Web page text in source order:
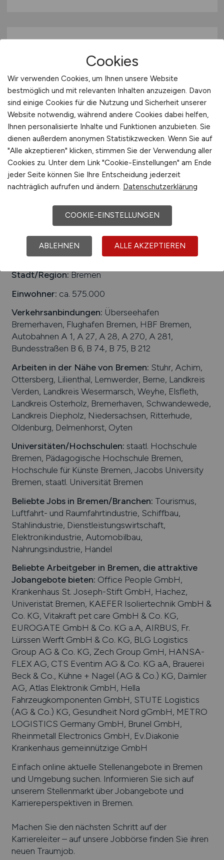
Servicetechniker Kältetechnik
(m/w/d)
Hays
21.03.2026
Bremen
1
Stadt/Region:Bremen
Einwohner: ca. 575.000
Verkehrsanbindungen: Überseehafen
Bremerhaven, Flughafen Bremen, HBF Bremen,
Autobahnen A 1, A 27, A 28, A 270, A 281,
Bundesstraßen B 6, B 74, B 75, B 212
Arbeiten in der Nähe von Bremen: Stuhr, Achim,
Ottersberg, Lilienthal, Lemwerder, Berne, Landkreis
Verden, Landkreis Wesermarsch, Weyhe, Elsfleth,
Landkreis Osterholz, Bremerhaven, Schwandewede,
Landkreis Diepholz, Niedersachsen, Ritterhude,
Oldenburg, Delmenhorst, Oyten
Universitäten/Hochschulen: staatl. Hochschule
Bremen, Pädagogische Hochschule Bremen,
Hochschule für Künste Bremen, Jacobs University
Bremen, staatl. Universität Bremen
Beliebte Jobs in Bremen/Branchen: Tourismus,
Luftfahrt- und Raumfahrtindustrie, Schiffbau,
Stahlindustrie, Dienstleistungswirtschaft,
Elektronikindustrie, Automobilbau,
Nahrungsindustrie, Handel
Beliebte Arbeitgeber in Bremen, die attraktive
Jobangebote bieten: Office People GmbH,
Krankenhaus St. Joseph-Stift GmbH, Hachez,
Univeristät Bremen, KAEFER Isoliertechnik GmbH &
Co. KG, Vitakraft pet care GmbH & Co. KG,
EUROGATE GmbH & Co. KG a.A, AIRBUS, Fr.
Lürssen Werft GmbH & Co. KG, BLG Logistics
Group AG & Co. KG, Zech Group GmH, HANSA-
FLEX AG, CTS Eventim AG & Co. KG aA, Brauerei
Beck & Co., Kühne + Nagel (AG & Co.) KG, Daimler
AG, Atlas Elektronik GmbH, Hella
Fahrzeugkomponenten GmbH, STUTE Logistics
(AG & Co.) KG, Gesundheit Nord gGmbH, METRO
LOGISTICS Germany GmbH, Brunel GmbH,
Rheinmetall Electronics GmbH, Ev.Diakonie
Krankenhaus gemeinnützige GmbH
Einfach online aktuelle Stellenangebote in Bremen
und Umgebung suchen. Informieren Sie sich auf
unserem Stellenmarkt über Jobangebote und
Karriereperspektiven in Bremen.
Machen Sie den nächsten Schritt auf der
Karriereleiter – auf unsere Jobbörse finden Sie ihren
neuen Traumjob.
Cookies
Wir verwenden Cookies, um Ihnen unsere Website
bestmöglich und mit relevanten Inhalten anzuzeigen. Davon
sind einige Cookies für die Nutzung und Sicherheit unserer
Website notwendig, während andere Cookies dabei helfen,
Ihnen personalisierte Inhalte und Funktionen anzubieten. Sie
dienen außerdem anonymen Statistikzwecken. Wenn Sie auf
"Alle akzeptieren" klicken, stimmen Sie der Verwendung aller
Cookies zu. Unter dem Link "Cookie-Einstellungen" am Ende
jeder Seite können Sie Ihre Entscheidung jederzeit
nachträglich aufrufen und ändern. Datenschutzerklärung
COOKIE-EINSTELLUNGEN
ABLEHNEN ALLE AKZEPTIEREN